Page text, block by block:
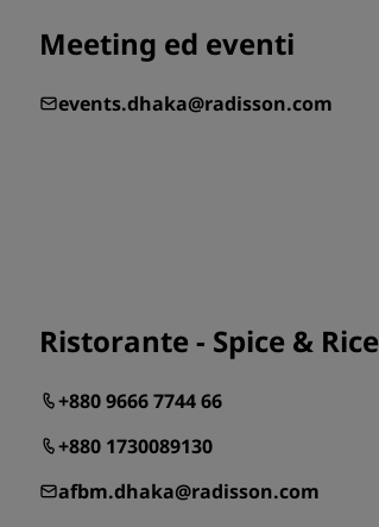
ISCRIVITI
Meeting ed eventi
events.dhaka@radisson.com
Ristorante - Spice & Rice
+880 9666 7744 66
+880 1730089130
afbm.dhaka@radisson.com